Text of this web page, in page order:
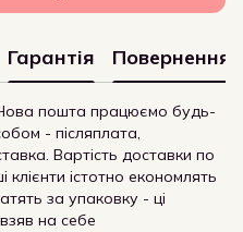
Гарантія Повернення
пошта працюємо будь-
- післяплата,
Вартість доставки по
істотно економлять
за упаковку - ці
на себе